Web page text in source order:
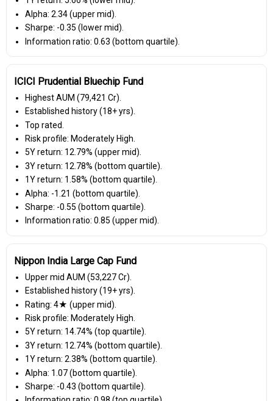
Alpha: 2.34 (upper mid).
Sharpe: -0.35 (lower mid).
Information ratio: 0.63 (bottom quartile).
ICICI Prudential Bluechip Fund
Highest AUM (₹79,421 Cr).
Established history (18+ yrs).
Top rated.
Risk profile: Moderately High.
5Y return: 12.79% (upper mid).
3Y return: 12.78% (bottom quartile).
1Y return: 1.58% (bottom quartile).
Alpha: -1.21 (bottom quartile).
Sharpe: -0.55 (bottom quartile).
Information ratio: 0.85 (upper mid).
Nippon India Large Cap Fund
Upper mid AUM (₹53,227 Cr).
Established history (19+ yrs).
Rating: 4★ (upper mid).
Risk profile: Moderately High.
5Y return: 14.74% (top quartile).
3Y return: 12.74% (bottom quartile).
1Y return: 2.38% (bottom quartile).
Alpha: 1.07 (bottom quartile).
Sharpe: -0.43 (bottom quartile).